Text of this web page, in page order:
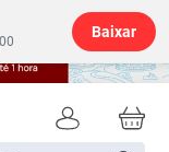
Baixar